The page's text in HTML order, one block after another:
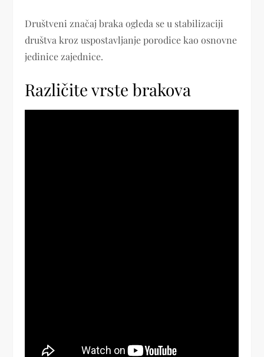
Društveni značaj braka ogleda se u stabilizaciji
društva kroz uspostavljanje porodice kao osnovne
jedinice zajednice.
Različite vrste brakova